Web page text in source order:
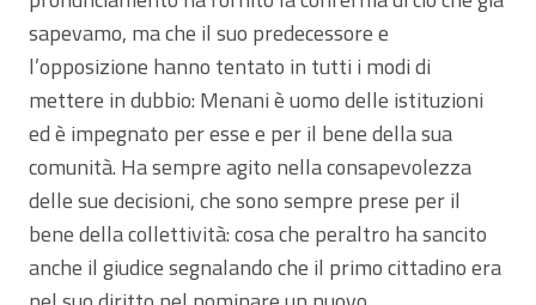
sapevamo, ma che il suo predecessore e
l’opposizione hanno tentato in tutti i modi di
mettere in dubbio: Menani è uomo delle istituzioni
ed è impegnato per esse e per il bene della sua
comunità. Ha sempre agito nella consapevolezza
delle sue decisioni, che sono sempre prese per il
bene della collettività: cosa che peraltro ha sancito
anche il giudice segnalando che il primo cittadino era